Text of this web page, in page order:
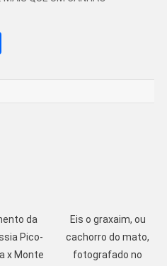
da
Pico-
x Monte
Eis o graxaim, ou
cachorro do mato,
fotografado no